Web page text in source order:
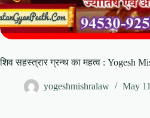
शिव सहस्त्रार ग्रन्थ का महत्व : Yogesh
yogeshmishralaw May